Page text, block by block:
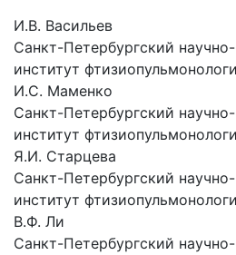
И.В. Васильев
Санкт-Петербургский
институт
И.С. Маменко
Санкт-Петербургский
институт
Я.И. Старцева
Санкт-Петербургский
институт
В.Ф. Ли
Санкт-Петербургский